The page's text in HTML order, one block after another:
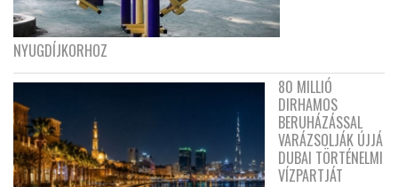
NYUGDÍJKORHOZ
80 MILLIÓ
DIRHAMOS
BERUHÁZÁSSAL
VARÁZSOLJÁK ÚJJÁ
DUBAI TÖRTÉNELMI
VÍZPARTJÁT